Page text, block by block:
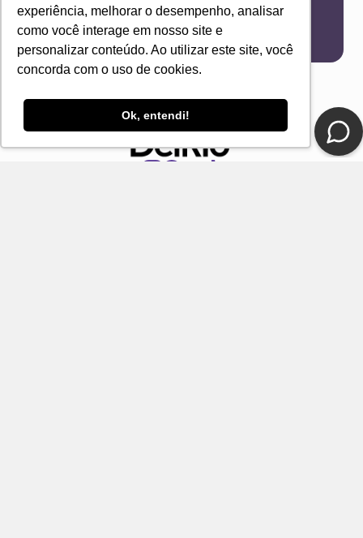
experiência, melhorar o desempenho, analisar
como você interage em nosso site e
personalizar conteúdo. Ao utilizar este site, você
concorda com o uso de cookies.
Ok, entendi!
ENVIAR